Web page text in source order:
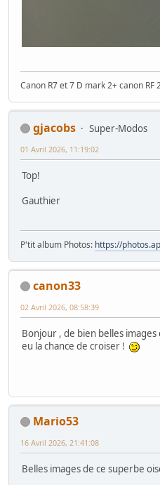
Canon R7 et 7 D mark 2+ canon
gjacobs
Super-Modos
01 Avril 2026, 11:19:02
Top!
Gauthier
P'tit album Photos: https://
canon33
02 Avril 2026, 08:58:39
Bonjour , de bien belles images
eu la chance de croiser !
Mario53
16 Avril 2026, 21:41:08
Belles images de ce superbe